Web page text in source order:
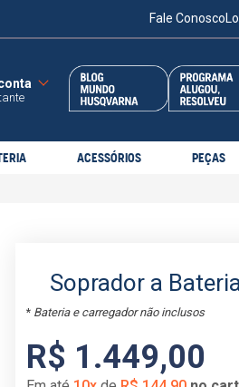
Fale Conosco
ACESSÓRIOS PEÇAS
Soprador a
* Bateria e carregador não inclusos
R$ 1 .449,00